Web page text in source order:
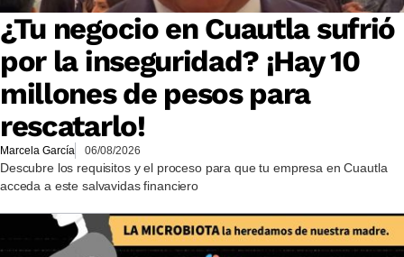
¿Tu negocio en Cuautla sufrió
por la inseguridad? ¡Hay 10
millones de pesos para
rescatarlo!
Marcela García 06/08/2026
Descubre los requisitos y el proceso para que tu empresa en Cuautla
acceda a este salvavidas financiero